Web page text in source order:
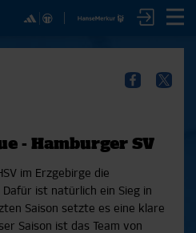
Interviews
Reportagen
Trainingslager
Bunte HSV-Welt
Verein
Du vollen Zugriff auf über
darunter alle Saisonspiele
und vieles
- Hamburger SV
im Erzgebirge die
Dafür ist natürlich ein Sieg in
Saison setzte es eine klare
Saison ist das Team von